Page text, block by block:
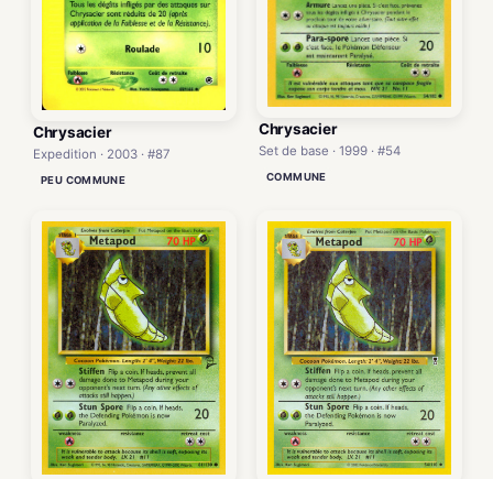
Chrysacier
Expedition · 2003 · #87
PEU COMMUNE
Chrysacier
Set de base · 1999 · #54
COMMUNE